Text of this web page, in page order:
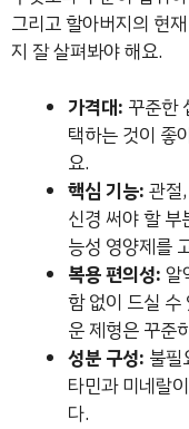
그리고 할아버지의 현
지 잘 살펴봐야 해요.
가격대: 꾸준한
택하는 것이 좋
요.
핵심 기능: 관절
신경 써야 할 부
능성 영양제를
복용 편의성: 알
함 없이 드실 수
운 제형은 꾸준
성분 구성: 불필
타민과 미네랄
다.